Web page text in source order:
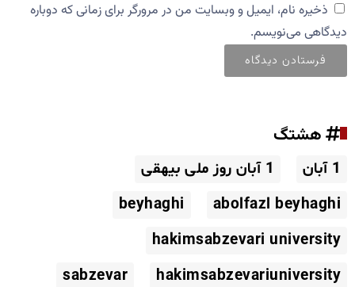
ذخیره نام، ایمیل و وبسایت من در مرورگر برای زمانی که دوباره
دیدگاهی می‌نویسم.
هشتگ
1 آبان
1 آبان روز ملی بیهقی
abolfazl beyhaghi
beyhaghi
hakimsabzevari university
hakimsabzevariuniversity
sabzevar